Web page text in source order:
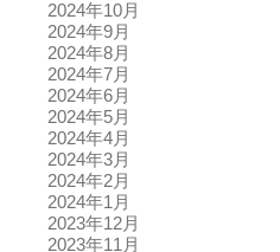
2024年10月
2024年9月
2024年8月
2024年7月
2024年6月
2024年5月
2024年4月
2024年3月
2024年2月
2024年1月
2023年12月
2023年11月